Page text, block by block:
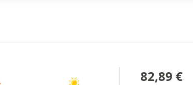
82,89 €